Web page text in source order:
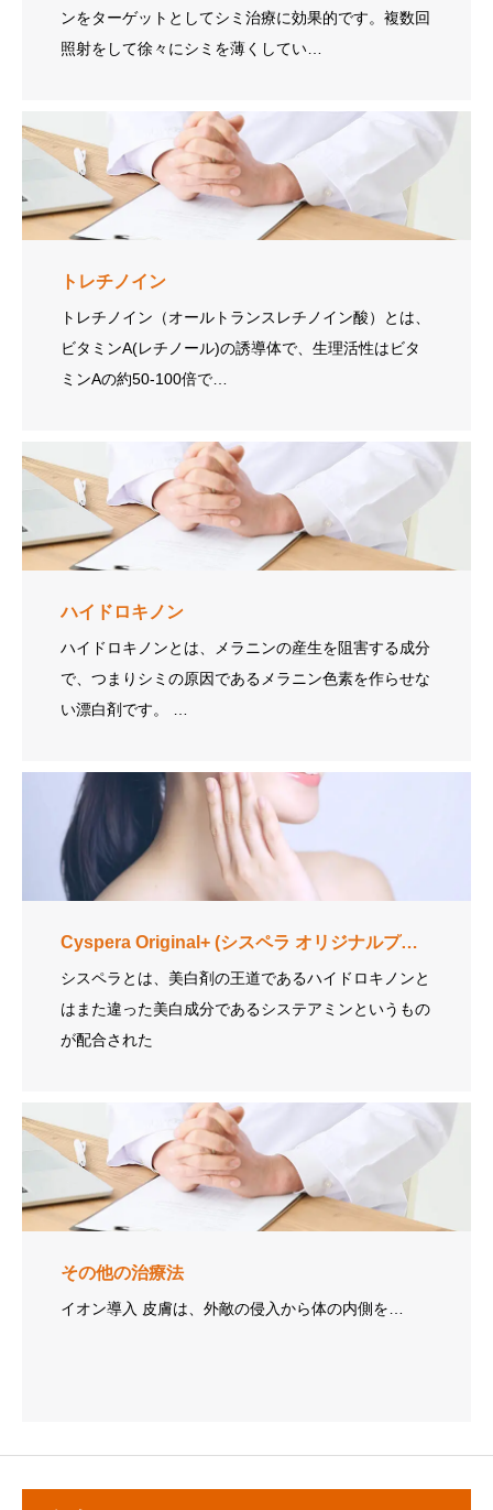
ンをターゲットとしてシミ治療に効果的です。複数回
照射をして徐々にシミを薄くしてい…
トレチノイン
トレチノイン（オールトランスレチノイン酸）とは、
ビタミンA(レチノール)の誘導体で、生理活性はビタ
ミンAの約50-100倍で…
ハイドロキノン
ハイドロキノンとは、メラニンの産生を阻害する成分
で、つまりシミの原因であるメラニン色素を作らせな
Cyspera Original+ (シスペラ オリジナルプラス)
シスペラとは、美白剤の王道であるハイドロキノンと
はまた違った美白成分であるシステアミンというもの
が配合された
その他の治療法
イオン導入 皮膚は、外敵の侵入から体の内側を…